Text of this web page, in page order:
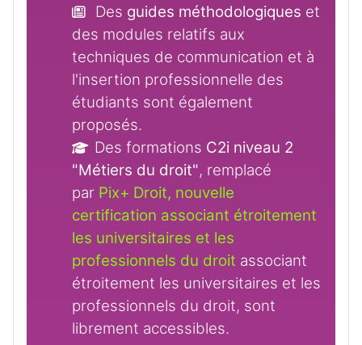
Des guides méthodologiques et
des modules relatifs aux
techniques de communication et à
l'insertion professionnelle des
étudiants sont également
proposés.
Des formations C2i niveau 2
"Métiers du droit", remplacé
par Pix+ Droit, nouvelle
certification associant étroitement
les universitaires et les
professionnels du droit associant
étroitement les universitaires et les
professionnels du droit, sont
librement accessibles.